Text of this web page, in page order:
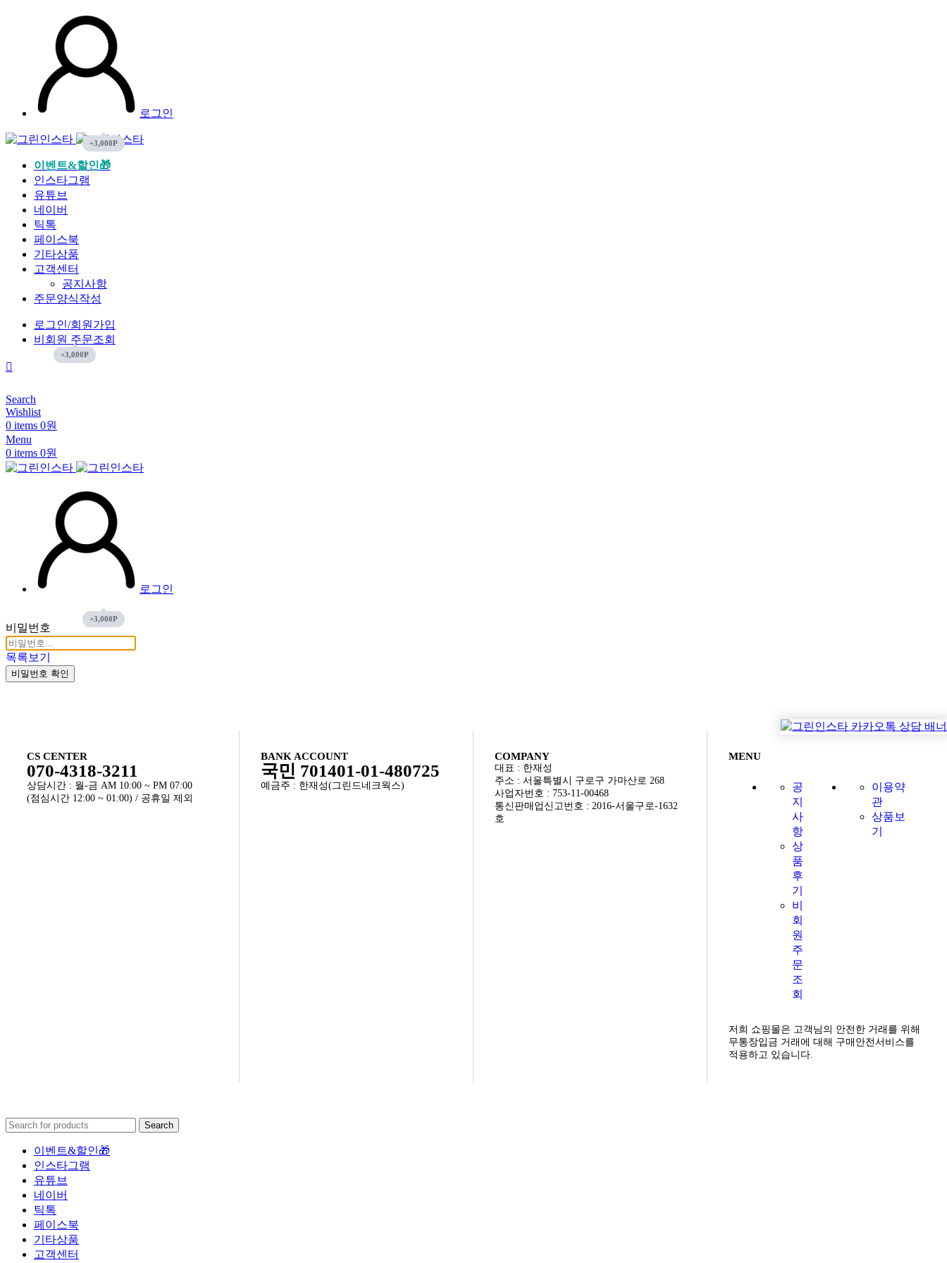
로그인
이벤트&할인🎁
인스타그램
유튜브
네이버
틱톡
페이스북
기타상품
고객센터
공지사항
주문양식작성
로그인/회원가입
비회원 주문조회
Search
Wishlist
0 items 0원
Menu
0 items 0원
로그인
비밀번호
목록보기
비밀번호 확인
CS CENTER
070-4318-3211
상담시간 : 월-금 AM 10:00 ~ PM 07:00
(점심시간 12:00 ~ 01:00) / 공휴일 제외
BANK ACCOUNT
국민 701401-01-480725
예금주 : 한재성(그린드네크웍스)
COMPANY
대표 : 한재성
주소 : 서울특별시 구로구 가마산로 268
사업자번호 : 753-11-00468
통신판매업신고번호 : 2016-서울구로-1632
호
MENU
공
지
사
항
상
품
후
기
비
회
원
주
문
조
회
이용약
관
상품보
기
저희 쇼핑몰은 고객님의 안전한 거래를 위해
무통장입금 거래에 대해 구매안전서비스를
적용하고 있습니다.
Search
이벤트&할인🎁
인스타그램
유튜브
네이버
틱톡
페이스북
기타상품
고객센터